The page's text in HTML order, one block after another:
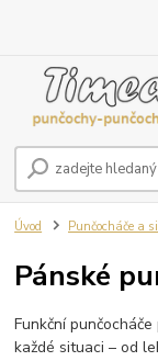
Úvod Punčocháče a
Pánské
Funkční
každé situaci – od